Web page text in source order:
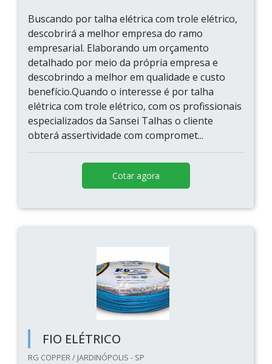
Buscando por talha elétrica com trole elétrico,
descobrirá a melhor empresa do ramo
empresarial. Elaborando um orçamento
detalhado por meio da própria empresa e
descobrindo a melhor em qualidade e custo
benefício.Quando o interesse é por talha
elétrica com trole elétrico, com os profissionais
especializados da Sansei Talhas o cliente
obterá assertividade com compromet...
Cotar agora
FIO ELÉTRICO
RG COPPER / JARDINÓPOLIS - SP